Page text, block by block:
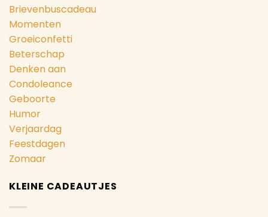
Brievenbuscadeau
Momenten
Groeiconfetti
Beterschap
Denken aan
Condoleance
Geboorte
Humor
Verjaardag
Feestdagen
Zomaar
KLEINE CADEAUTJES